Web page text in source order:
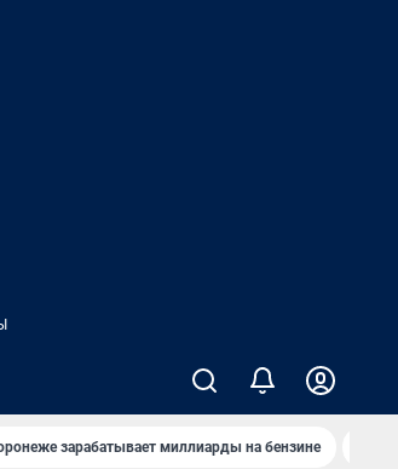
зарабатывает миллиарды на бензине